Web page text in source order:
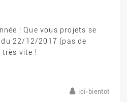
! Que vous projets se
22/12/2017 (pas de
très vite !
ici-bientot